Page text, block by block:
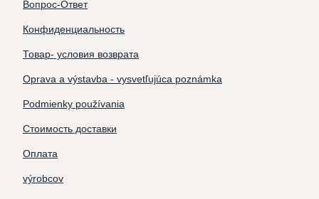
Вопрос-Ответ
Конфиденциальность
Товар- условия возврата
Oprava a výstavba - vysvetľujúca poznámka
Podmienky používania
Стоимость доставки
Оплата
výrobcov